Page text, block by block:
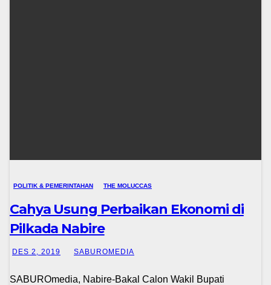
POLITIK & PEMERINTAHAN THE MOLUCCAS
Cahya Usung Perbaikan Ekonomi di
Pilkada Nabire
DES 2, 2019 SABUROMEDIA
SABUROmedia, Nabire-Bakal Calon Wakil Bupati